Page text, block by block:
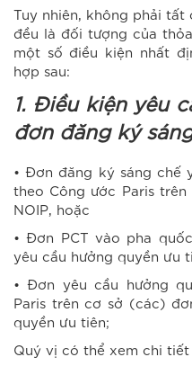
Tuy nhiên, không phải
đều là đối tượng của
một số điều kiện nhất
hợp sau:
1. Điều kiện yêu
đơn đăng ký
• Đơn đăng ký sáng chế
theo Công ước Paris
NOIP, hoặc
• Đơn PCT vào pha
yêu cầu hưởng quyền ưu
• Đơn yêu cầu hưởng
Paris trên cơ sở (các)
quyền ưu tiên;
Quý vị có thể xem chi tiết